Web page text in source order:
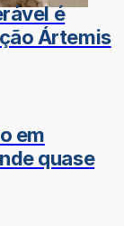
é
Ártemis
em
quase